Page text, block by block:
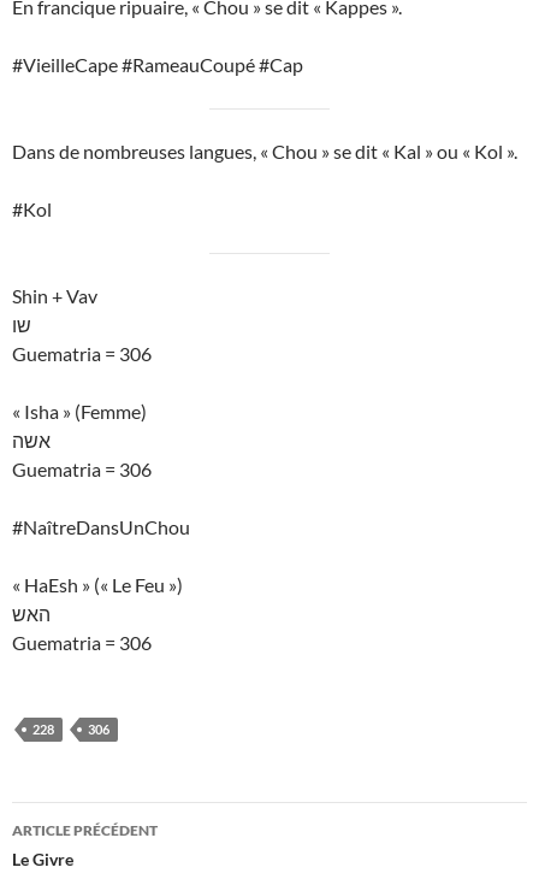
En francique ripuaire, « Chou » se dit « Kappes ».
#VieilleCape #RameauCoupé #Cap
Dans de nombreuses langues, « Chou » se dit « Kal » ou « Kol ».
#Kol
Shin + Vav
שו
Guematria = 306
« Isha » (Femme)
אשה
Guematria = 306
#NaîtreDansUnChou
« HaEsh » (« Le Feu »)
האש
Guematria = 306
228 306
Navigation
des
ARTICLE PRÉCÉDENT
Le Givre